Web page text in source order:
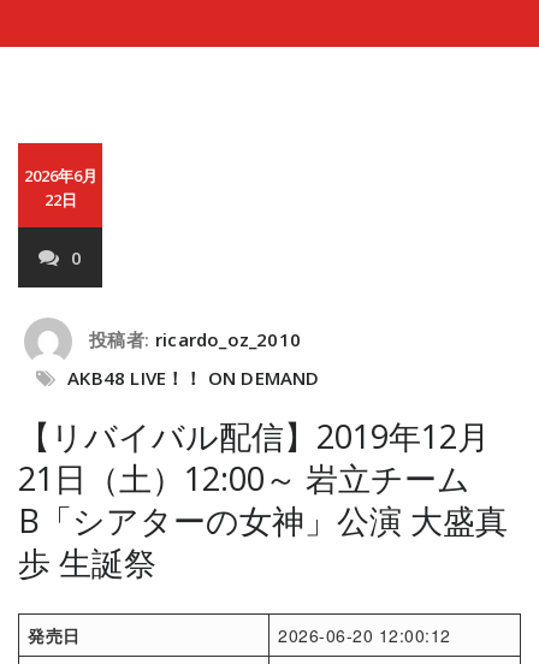
2026年6月
22日
0
投稿者: ricardo_oz_2010
AKB48 LIVE！！ ON DEMAND
【リバイバル配信】2019年12月
21日（土）12:00～ 岩立チーム
B「シアターの女神」公演 大盛真
歩 生誕祭
発売日
2026-06-20 12:00:12